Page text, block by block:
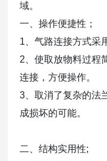
域。
一、操作便捷性；
1、气路连接方式采
2、使取放物料过程
连接，方便操作。
3、取消了复杂的法
成损坏的可能。
二、结构实用性;